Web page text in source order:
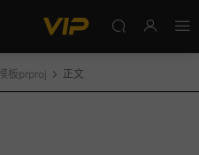
板prproj 正文